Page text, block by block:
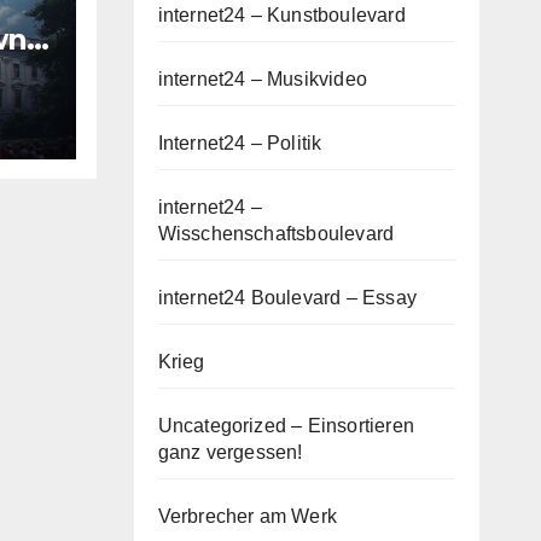
internet24 – Kunstboulevard
internet24 – Musikvideo
Internet24 – Politik
internet24 –
Wisschenschaftsboulevard
internet24 Boulevard – Essay
Krieg
Uncategorized – Einsortieren
ganz vergessen!
Verbrecher am Werk